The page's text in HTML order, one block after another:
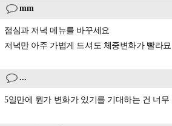
mm
점심과 저녁 메뉴를 바꾸세요
저녁만 아주 가볍게 드셔도 체중변화가 빨라묘
...
5일만에 뭔가 변화가 있기를 기대하는 건 너